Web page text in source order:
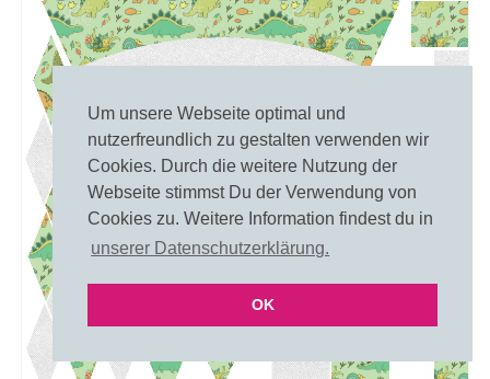
Um unsere Webseite optimal und
nutzerfreundlich zu gestalten verwenden wir
Cookies. Durch die weitere Nutzung der
Webseite stimmst Du der Verwendung von
Cookies zu. Weitere Information findest du in
unserer Datenschutzerklärung.
OK